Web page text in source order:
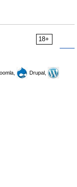
18+
Drupal,